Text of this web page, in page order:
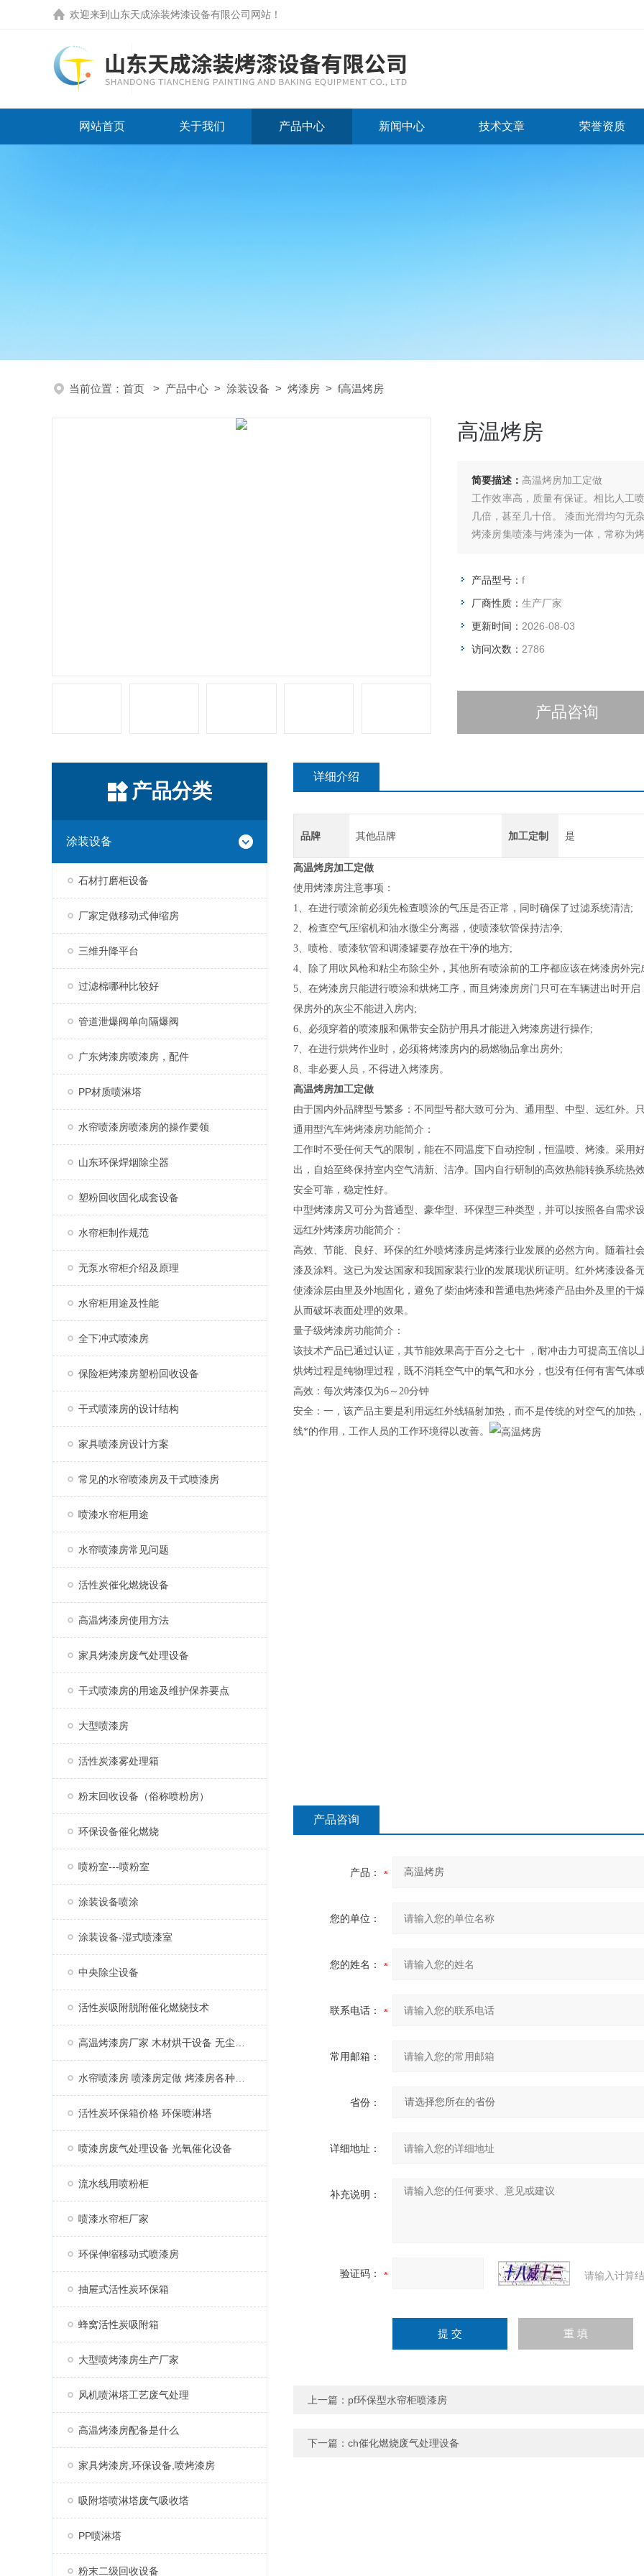
欢迎来到 山东天成涂装烤漆设备有限公司网站 ！
网站首页 关于我们 产品中心 新闻中心 技术文章 荣誉资质
当前位置： 首页 > 产品中心 > 涂装设备 > 烤漆房 > f高温烤房
高温烤房
简要描述： 高温烤房加工定做
工作效率高，质量有保证。相比人工
几倍，甚至几十倍。 漆面光滑均匀无
烤漆房集喷漆与烤漆为一体，常称为
产品型号： f
厂商性质： 生产厂家
更新时间： 2026-08-03
访问次数： 2786
产品咨询
产品分类
涂装设备
石材打磨柜设备
厂家定做移动式伸缩房
三维升降平台
过滤棉哪种比较好
管道泄爆阀单向隔爆阀
广东烤漆房喷漆房，配件
PP材质喷淋塔
水帘喷漆房喷漆房的操作要领
山东环保焊烟除尘器
塑粉回收固化成套设备
水帘柜制作规范
无泵水帘柜介绍及原理
水帘柜用途及性能
全下冲式喷漆房
保险柜烤漆房塑粉回收设备
干式喷漆房的设计结构
家具喷漆房设计方案
常见的水帘喷漆房及干式喷漆房
喷漆水帘柜用途
水帘喷漆房常见问题
活性炭催化燃烧设备
高温烤漆房使用方法
家具烤漆房废气处理设备
干式喷漆房的用途及维护保养要点
大型喷漆房
活性炭漆雾处理箱
粉末回收设备（俗称喷粉房）
环保设备催化燃烧
喷粉室---喷粉室
涂装设备喷涂
涂装设备-湿式喷漆室
中央除尘设备
活性炭吸附脱附催化燃烧技术
活性炭环保箱价格 环保喷淋塔
喷漆房废气处理设备 光氧催化设备
流水线用喷粉柜
喷漆水帘柜厂家
环保伸缩移动式喷漆房
抽屉式活性炭环保箱
蜂窝活性炭吸附箱
大型喷烤漆房生产厂家
风机喷淋塔工艺废气处理
高温烤漆房配备是什么
家具烤漆房,环保设备,喷烤漆房
吸附塔喷淋塔废气吸收塔
PP喷淋塔
粉末二级回收设备
详细介绍
品牌 其他品牌 加工定制 是
高温烤房加工定做
使用烤漆房注意事项：
1、在进行喷涂前必须先检查喷涂的气压是否正常，同时确保了过滤系统清洁;
2、检查空气压缩机和油水微尘分离器，使喷漆软管保持洁净;
3、喷枪、喷漆软管和调漆罐要存放在干净的地方;
4、除了用吹风枪和粘尘布除尘外，其他所有喷涂前的工序都应该在烤漆房外完
5、在烤漆房只能进行喷涂和烘烤工序，而且烤漆房房门只可在车辆进出时开
保房外的灰尘不能进入房内;
6、必须穿着的喷漆服和佩带安全防护用具才能进入烤漆房进行操作;
7、在进行烘烤作业时，必须将烤漆房内的易燃物品拿出房外;
8、非必要人员，不得进入烤漆房。
高温烤房加工定做
由于国内外品牌型号繁多：不同型号都大致可分为、通用型、中型、远红外。
通用型汽车烤烤漆房功能简介：
工作时不受任何天气的限制，能在不同温度下自动控制，恒温喷、烤漆。采用
出，自始至终保持室内空气清新、洁净。国内自行研制的高效热能转换系统热
安全可靠，稳定性好。
中型烤漆房又可分为普通型、豪华型、环保型三种类型，并可以按照各自需求
远红外烤漆房功能简介：
高效、节能、良好、环保的红外喷烤漆房是烤漆行业发展的必然方向。随着社
漆及涂料。这已为发达国家和我国家装行业的发展现状所证明。红外烤漆设备
使漆涂层由里及外地固化，避免了柴油烤漆和普通电热烤漆产品由外及里的干
从而破坏表面处理的效果。
量子级烤漆房功能简介：
该技术产品已通过认证，其节能效果高于百分之七十 ，耐冲击力可提高五倍
烘烤过程是纯物理过程，既不消耗空气中的氧气和水分，也没有任何有害气体
高效：每次烤漆仅为6～20分钟
安全：一，该产品主要是利用远红外线辐射加热，而不是传统的对空气的加热
线*的作用，工作人员的工作环境得以改善。
产品咨询
产品：
您的单位：
您的姓名：
联系电话：
常用邮箱：
省份：
详细地址：
补充说明：
验证码： 请输入计算
上一篇： pf环保型水帘柜喷漆房
下一篇： ch催化燃烧废气处理设备